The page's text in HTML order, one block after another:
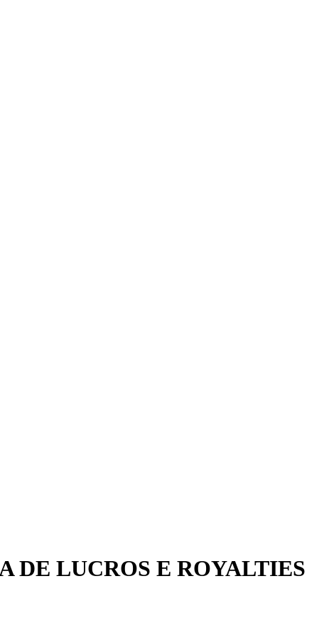
DE LUCROS E ROYALTIES